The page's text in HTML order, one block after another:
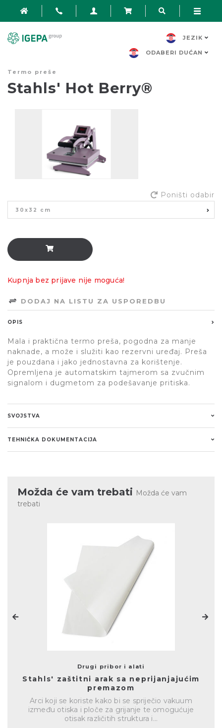
JEZIK
ODABERI DUĆAN
Termo preše
Stahls' Hot Berry®
Poništi odabir
30x32 cm
Kupnja bez prijave nije moguća!
DODAJ NA LISTU ZA USPOREDBU
OPIS
Mala i praktična termo preša, pogodna za manje
naknade, a može i služiti kao rezervni uređaj. Preša
je pouzdana i jako jednostavna za korištenje.
Opremljena je automatskim tajmerom sa zvučnim
signalom i dugmetom za podešavanje pritiska.
SVOJSTVA
TEHNIČKA DOKUMENTACIJA
Možda će vam trebati Možda će vam
trebati
Drugi pribor i alati
Stahls' zaštitni arak sa neprijanjajućim
premazom
Arci koji se koriste kako bi se spriječio vakuum
između otiska i ploče za grijanje te omogućuje
otisak različitih struktura i...